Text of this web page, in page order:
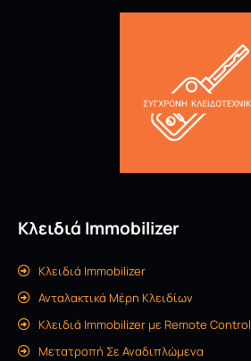
Κλειδιά Immobilizer
Κλειδιά Immobilizer
Ανταλακτικά Μέρη Κλειδίων
Κλειδιά Immobilizer με Remote Control
Μετατροπή Σε Αναδιπλώμενα